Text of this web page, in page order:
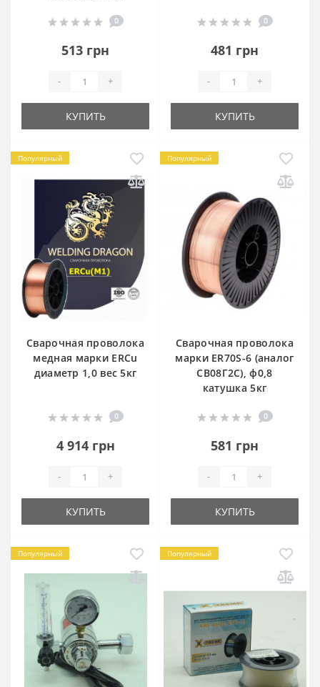
0
513 грн
- +
КУПИТЬ
0
481 грн
- +
КУПИТЬ
Популярный
Сварочная проволока
медная марки ERCu
диаметр 1,0 вес 5кг
0
4 914 грн
- +
КУПИТЬ
Популярный
Сварочная проволока
марки ER70S-6 (аналог
СВ08Г2С), ф0,8
катушка 5кг
0
581 грн
- +
КУПИТЬ
Популярный Популярный